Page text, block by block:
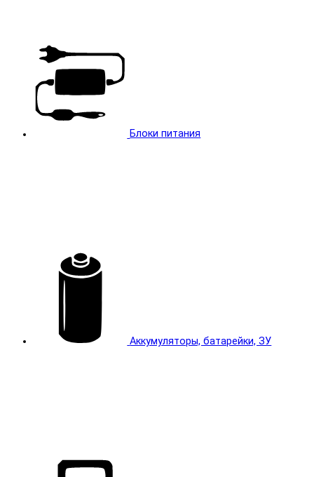
Блоки питания
Аккумуляторы, батарейки, ЗУ